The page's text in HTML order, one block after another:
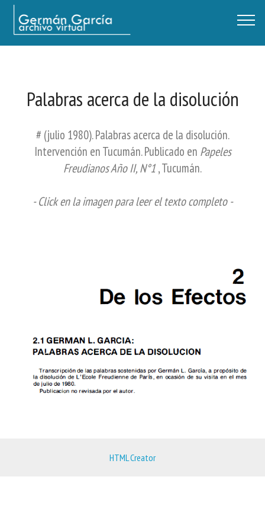
Germán García - Archivo Virtual / Centro Descartes, Buenos Aires
Palabras acerca de la disolución
# (julio 1980). Palabras acerca de la disolución.
Intervención en Tucumán. Publicado en Papeles
Freudianos Año II, N°1, Tucumán.
- Click en la imagen para leer el texto completo -
HTML Creator